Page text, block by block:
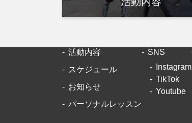
活動内容
スケジュール
お知らせ
パーソナルレッスン
SNS
Instagram
TikTok
Youtube